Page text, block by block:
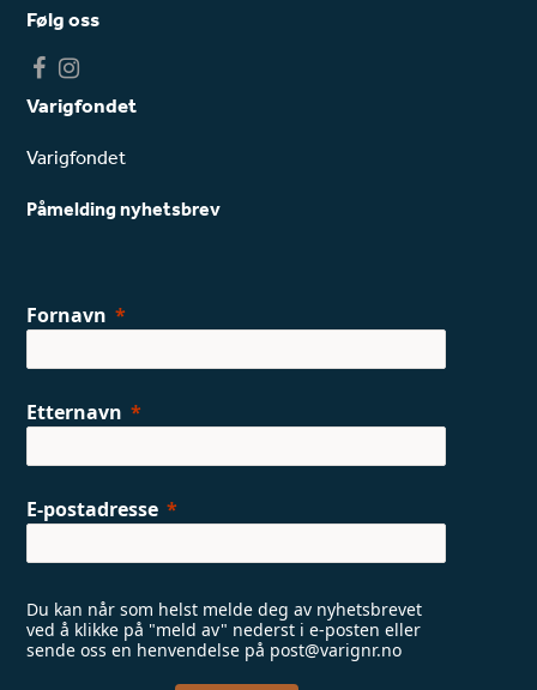
Følg oss
F
a
e
o
o
I
n
t
a
g
r
Varigfondet
Varigfondet
Påmelding nyhetsbrev
Fornavn
Etternavn
E-postadresse
Du kan når som helst melde deg av nyhetsbrevet
ved å klikke på "meld av" nederst i e-posten eller
sende oss en henvendelse på post@varignr.no